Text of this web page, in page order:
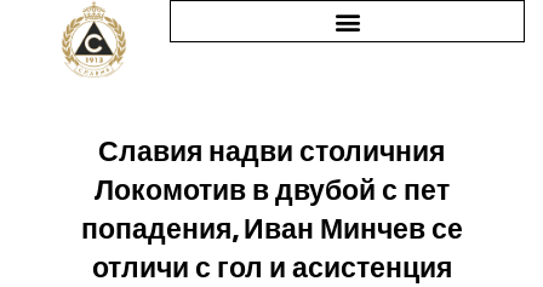
Славия надви столичния
Локомотив в двубой с пет
попадения, Иван Минчев се
отличи с гол и асистенция